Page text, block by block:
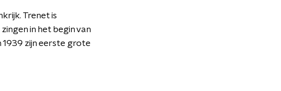
Trenet is
in het begin van
1939 zijn eerste grote